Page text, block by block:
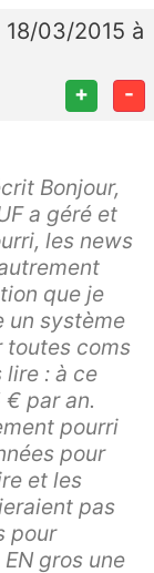
18/03/2015 à
+ -
Bonjour,
a géré et
les news
que je
un système
toutes coms
lire : à ce
par an.
pourri
pour
et les
pas
pour
gros une